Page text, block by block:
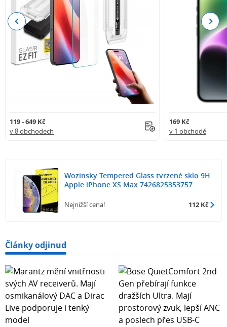
119 - 649 Kč
v 8 obchodech
169 Kč
v 1 obchodě
Previous Next
Wozinsky Tempered Glass tvrzené sklo 9H
Apple iPhone XS Max 7426825353757
Nejnižší cena! 112 Kč
Články odjinud